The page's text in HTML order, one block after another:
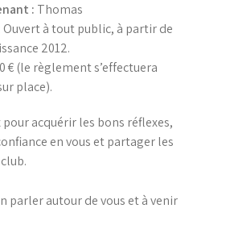
: Thomas
Ouvert à tout public, à partir de
2012.
€ (le règlement s’effectuera
place).
acquérir les bons réflexes,
en vous et partager les
parler autour de vous et à venir